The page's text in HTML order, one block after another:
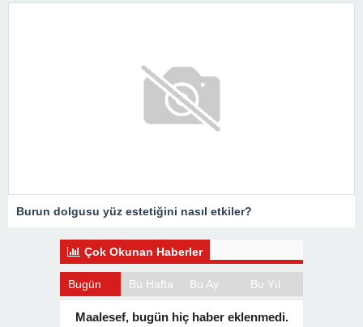
Burun dolgusu yüz estetiğini nasıl etkiler?
Çok Okunan Haberler
Bugün Bu Hafta Bu Ay Bu Yıl
Maalesef, bugün hiç haber eklenmedi.